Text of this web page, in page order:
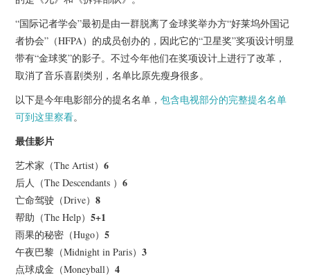
“国际记者学会”最初是由一群脱离了金球奖举办方“好莱坞外国记
者协会”（HFPA）的成员创办的，因此它的“卫星奖”奖项设计明显
带有“金球奖”的影子。不过今年他们在奖项设计上进行了改革，
取消了音乐喜剧类别，名单比原先瘦身很多。
以下是今年电影部分的提名名单，包含电视部分的完整提名名单
可到这里察看。
最佳影片
艺术家（The Artist）6
后人（The Descendants ）6
亡命驾驶（Drive）8
帮助（The Help）5+1
雨果的秘密（Hugo）5
午夜巴黎（Midnight in Paris）3
点球成金（Moneyball）4